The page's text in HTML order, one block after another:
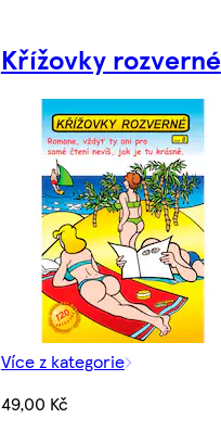
Křížovky rozverné
Více z kategorie
49,00 Kč